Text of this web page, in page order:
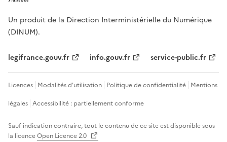
Un produit de la Direction Interministérielle du Numérique
(DINUM).
legifrance.gouv.fr info.gouv.fr service-public.fr
Licences Modalités d'utilisation Politique de confidentialité Mentions
légales Accessibilité : partiellement conforme
Sauf indication contraire, tout le contenu de ce site est disponible sous
la licenceOpen Licence 2.0